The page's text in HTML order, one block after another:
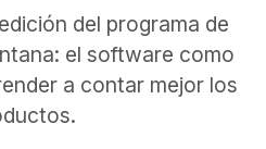
del programa de
el software como
a contar mejor los